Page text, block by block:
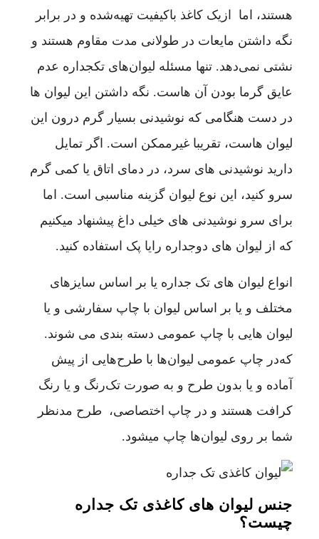
هستند، اما ازیک کاغذ باکیفیت تهیه‌شده و در برابر
نگه داشتن مایعات در طولانی مدت مقاوم هستند و
نشتی نمی‌دهد. تنها مسئله ‌لیوان‎‌‌های تکجداره عدم
عایق گرما بودن آن هاست. نگه داشتن این لیوان ها
در دست هنگامی که نوشیدنی بسیار گرم درون این
لیوان هاست، تقریبا غیرممکن است. اگر تمایل
دارید نوشیدنی های سرد، در دمای اتاق یا کمی گرم
سرو کنید، این نوع لیوان گزینه مناسبی است. اما
برای سرو نوشیدنی های خیلی داغ پیشنهاد میکنیم
که از لیوان های دوجداره رایا پک استفاده کنید.
انواع لیوان های تک جداره یا بر اساس سایزهای
مختلف و یا بر اساس لیوان با چاپ سفارشی و یا
لیوان هایی با چاپ عمومی دسته بندی می شوند.
که‌در چاپ عمومی لیوان‌ها با طرح‌هایی از پیش
آماده و یا بدون طرح و به صورت تک‌رنگ و یا رنگ
کرافت هستند و در چاپ اختصاصی، طرح مدنظر
شما بر روی لیوان‌ها چاپ میشود.
جنس لیوان های کاغذی تک جداره
چیست؟